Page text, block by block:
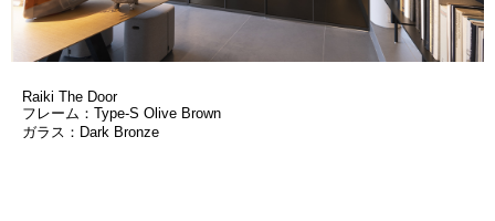
Raiki The Door
フレーム：Type-S Olive Brown
ガラス：Dark Bronze